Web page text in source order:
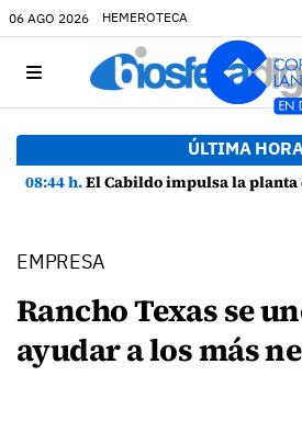
06 AGO 2026 HEMEROTECA
ÚLTIMA
08:44 h.El Cabildo impulsa la planta de compostaje de Zonzamas
EMPRESA
Rancho Texas se
ayudar a los más